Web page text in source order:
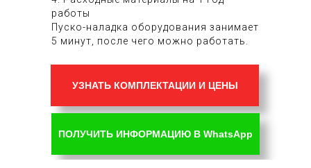
работы
Пуско-наладка оборудования занимает
5 минут, после чего можно работать.
УЗНАТЬ КОМПЛЕКТАЦИИ И ЦЕНЫ
ПОЛУЧИТЬ ИНФОРМАЦИЮ В WhatsApp